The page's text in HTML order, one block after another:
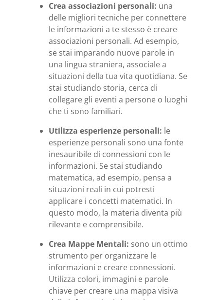
Crea associazioni personali: una
delle migliori tecniche per connettere
le informazioni a te stesso è creare
associazioni personali. Ad esempio,
se stai imparando nuove parole in
una lingua straniera, associale a
situazioni della tua vita quotidiana. Se
stai studiando storia, cerca di
collegare gli eventi a persone o luoghi
che ti sono familiari.
Utilizza esperienze personali: le
esperienze personali sono una fonte
inesauribile di connessioni con le
informazioni. Se stai studiando
matematica, ad esempio, pensa a
situazioni reali in cui potresti
applicare i concetti matematici. In
questo modo, la materia diventa più
rilevante e comprensibile.
Crea Mappe Mentali: sono un ottimo
strumento per organizzare le
informazioni e creare connessioni.
Utilizza colori, immagini e parole
chiave per creare una mappa visiva